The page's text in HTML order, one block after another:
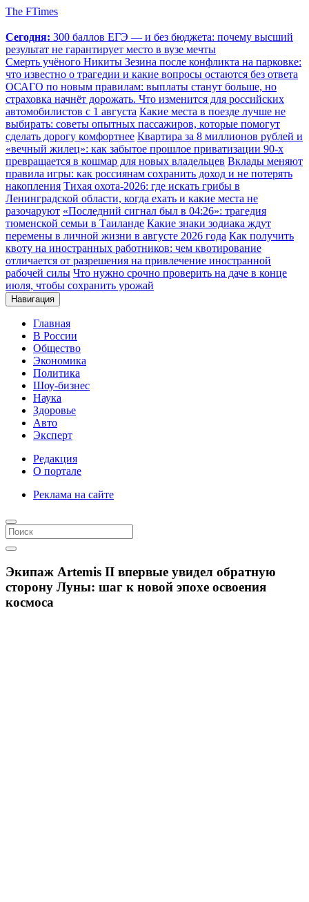
The FTimes
Сегодня: 300 баллов ЕГЭ — и без бюджета: почему высший
результат не гарантирует место в вузе мечты
Смерть учёного Никиты Зезина после конфликта на парковке:
что известно о трагедии и какие вопросы остаются без ответа
ОСАГО по новым правилам: выплаты станут больше, но
страховка начнёт дорожать. Что изменится для российских
автомобилистов с 1 августа Какие места в поезде лучше не
выбирать: советы опытных пассажиров, которые помогут
сделать дорогу комфортнее Квартира за 8 миллионов рублей и
«вечный жилец»: как забытое прошлое приватизации 90-х
превращается в кошмар для новых владельцев Вклады меняют
правила игры: как россиянам сохранить доход и не потерять
накопления Тихая охота-2026: где искать грибы в
Ленинградской области, когда ехать и какие места не
разочаруют «Последний сигнал был в 04:26»: трагедия
тюменской семьи в Таиланде Какие знаки зодиака ждут
перемены в личной жизни в августе 2026 года Как получить
квоту на иностранных работников: чем квотирование
отличается от разрешения на привлечение иностранной
рабочей силы Что нужно срочно проверить на даче в конце
июля, чтобы сохранить урожай
Навигация
Главная
В России
Общество
Экономика
Политика
Шоу-бизнес
Наука
Здоровье
Авто
Эксперт
Редакция
О портале
Реклама на сайте
Экипаж Artemis II впервые увидел обратную
сторону Луны: шаг к новой эпохе освоения
космоса